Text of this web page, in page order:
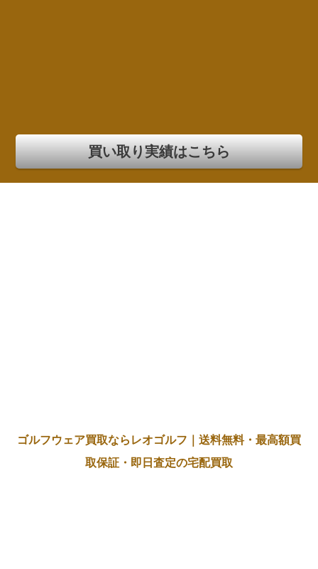
買い取り実績はこちら
ゴルフウェア買取ならレオゴルフ｜送料無料・最高額買
取保証・即日査定の宅配買取